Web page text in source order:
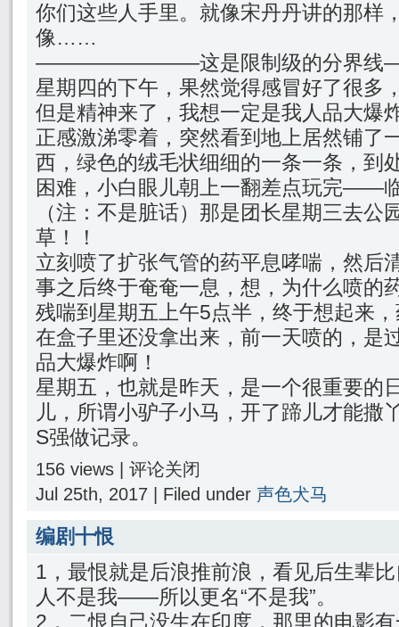
你们这些人手里。就像宋丹丹讲的那样
像……
————————这是限制级的分
星期四的下午，果然觉得感冒好了很多
但是精神来了，我想一定是我人品大爆
正感激涕零着，突然看到地上居然铺了
西，绿色的绒毛状细细的一条一条，到
困难，小白眼儿朝上一翻差点玩完——
（注：不是脏话）那是团长星期三去公
草！！
立刻喷了扩张气管的药平息哮喘，然后
事之后终于奄奄一息，想，为什么喷
残喘到星期五上午5点半，终于想起来
在盒子里还没拿出来，前一天喷的，
品大爆炸啊！
星期五，也就是昨天，是一个很重要的
儿，所谓小驴子小马，开了蹄儿才能撒
S强做记录。
156 views | 评论关闭
Jul 25th, 2017 | Filed under 声色犬马
编剧十恨
1，最恨就是后浪推前浪，看见后生辈
人不是我——所以更名“不是我”。
2，二恨自己没生在印度，那里的电影